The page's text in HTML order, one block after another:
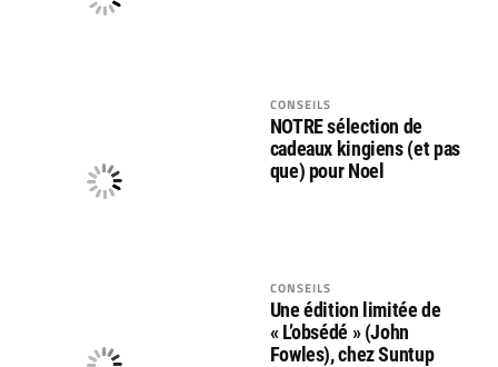
CONSEILS
NOTRE sélection de
cadeaux kingiens (et pas
que) pour Noel
CONSEILS
Une édition limitée de
« L’obsédé » (John
Fowles), chez Suntup